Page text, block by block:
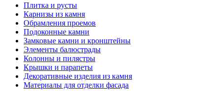
Плитка и русты
Карнизы из камня
Обрамления проемов
Подоконные камни
Замковые камни и кронштейны
Элементы балюстрады
Колонны и пилястры
Крышки и парапеты
Декоративные изделия из камня
Материалы для отделки фасада